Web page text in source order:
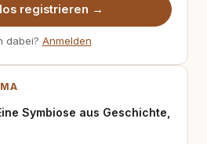
registrieren →
dabei? Anmelden
Symbiose aus Geschichte,